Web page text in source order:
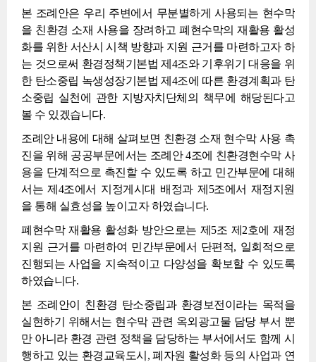
본 조례안은 우리 주변에서 무분별하게 사용되는 현수막
을 친환경 소재 사용을 장려하고 폐현수막의 재활용 활성
화를 위한 서산시 시책 방향과 지원 근거를 마련하고자 하
는 것으로써 환경정책기본법 제4조와 기후위기 대응을 위
한 탄소중립 녹생성장기본법 제4조에 따른 환경계획과 탄
소중립 실천에 관한 지방자치단체의 책무에 해당된다고
볼 수 있겠습니다.
조례안 내용에 대해 살펴보면 친환경 소재 현수막 사용 촉
진을 위해 공공부문에서는 조례안 4조에 친환경현수막 사
용을 단계적으로 촉진할 수 있도록 하고 민간부문에 대해
서는 제4조에서 지정게시대 배정과 제5조에서 재정지원
을 통해 실효성을 높이고자 하였습니다.
폐현수막 재활용 활성화 방안으로는 제5조 제2호에 재정
지원 근거를 마련하여 민간부문에서 단편적, 일회적으로
진행되는 사업을 지속적이고 다양성을 확보할 수 있도록
하였습니다.
본 조례안이 친환경 탄소중립과 환경보전이라는 목적을
실현하기 위해서는 현수막 관련 옥외광고물 담당 부서 뿐
만 아니라 환경 관련 정책을 담당하는 부서에서도 함께 시
행하고 있는 환경교육도시, 폐자원 활성화 등의 사업과 연